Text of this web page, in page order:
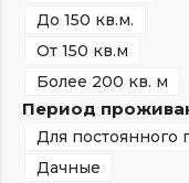
До 150 кв.м.
От 150 кв.м
Более 200 кв. м
Период
Для постоянного
Дачные